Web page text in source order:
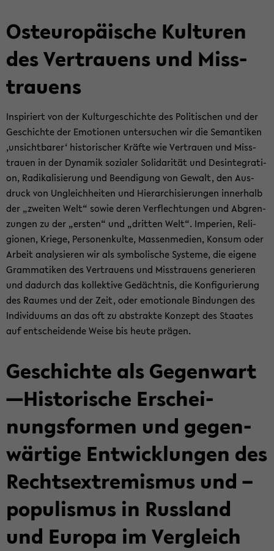
Ost­eu­ro­päi­sche Kul­tu­ren
des Ver­trau­ens und Miss­
trau­ens
In­spi­riert von der Kul­tur­ge­schich­te des Po­li­ti­schen und der
Ge­schich­te der Emo­tio­nen un­ter­su­chen wir die Se­man­ti­ken
‚un­sicht­ba­rer‘ his­to­ri­scher Kräf­te wie Ver­trau­en und Miss­
trau­en in der Dy­na­mik so­zia­ler So­li­da­ri­tät und Des­in­te­gra­ti­
on, Ra­di­ka­li­sie­rung und Be­en­di­gung von Ge­walt, den Aus­
druck von Un­gleich­hei­ten und Hier­ar­chi­sie­run­gen in­ner­halb
der „zwei­ten Welt“ sowie deren Ver­flech­tun­gen und Ab­gren­
zun­gen zu der „ers­ten“ und „drit­ten Welt“. Im­pe­ri­en, Re­li­
gio­nen, Krie­ge, Per­so­nen­kul­te, Mas­sen­me­di­en, Kon­sum oder
Ar­beit ana­ly­sie­ren wir als sym­bo­li­sche Sys­te­me, die ei­ge­ne
Gram­ma­ti­ken des Ver­trau­ens und Miss­trau­ens ge­ne­rie­ren
und da­durch das kol­lek­ti­ve Ge­dächt­nis, die Kon­fi­gu­rie­rung
des Rau­mes und der Zeit, oder emo­tio­na­le Bin­dun­gen des
In­di­vi­du­ums an das oft zu abs­trak­te Kon­zept des Staa­tes
auf ent­schei­den­de Weise bis heute prä­gen.
Ge­schich­te als Ge­gen­wart
—His­to­ri­sche Er­schei­
nungs­for­men und ge­gen­
wär­ti­ge Ent­wick­lun­gen des
Rechts­ex­tre­mis­mus und –
po­pu­lis­mus in Russ­land
und Eu­ro­pa im Ver­gleich